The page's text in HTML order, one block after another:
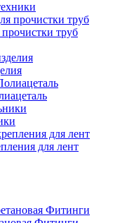
труб
для лент